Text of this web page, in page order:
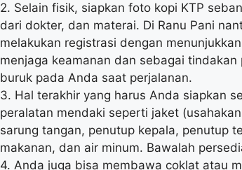
2. Selain fisik, siapkan foto kopi KTP
dari dokter, dan materai. Di Ranu Pani
melakukan registrasi dengan
menjaga keamanan dan sebagai
buruk pada Anda saat perjalanan.
3. Hal terakhir yang harus Anda siapkan
peralatan mendaki seperti jaket
sarung tangan, penutup kepala, penutup
makanan, dan air minum. Bawalah
4. Anda juga bisa membawa coklat atau